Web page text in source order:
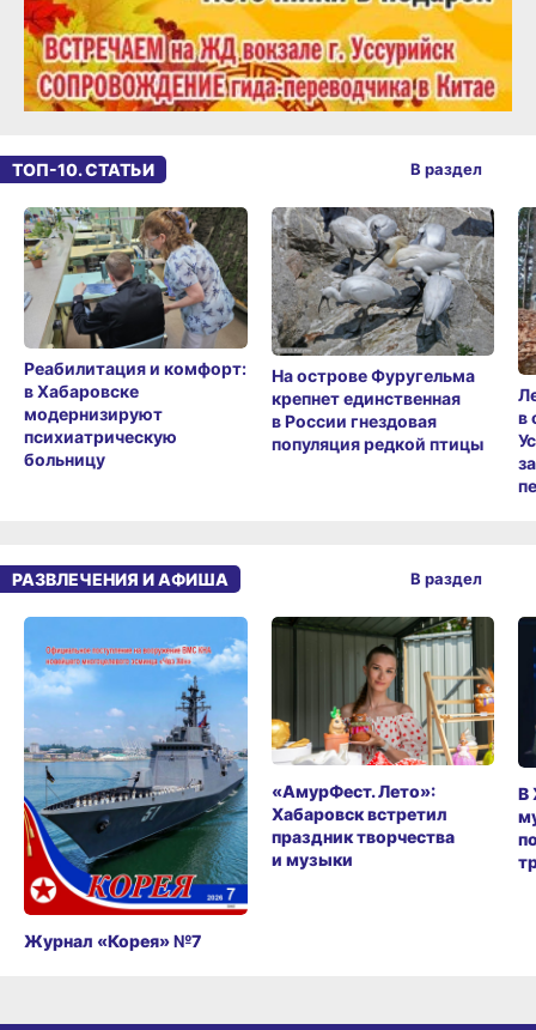
ТОП-10. СТАТЬИ
Реабилитация и комфорт:
в Хабаровске
модернизируют
психиатрическую
больницу
На острове Фуругельма
крепнет единственная
в России гнездовая
популяция редкой птицы
в
В раздел
РАЗВЛЕЧЕНИЯ И АФИША
Журнал «Корея» №7
«АмурФест. Лето»:
Хабаровск встретил
праздник творчества
и музыки
В
В раздел